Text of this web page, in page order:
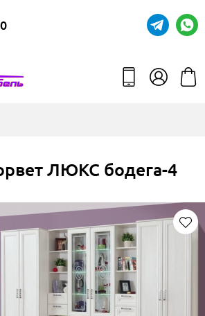
ЛЮКС бодега-4